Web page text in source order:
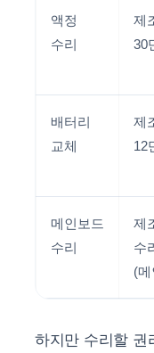
액정
수리
제
30
배터리
교체
제
12
메인보드
수리
제
수
(
하지만 수리할 권